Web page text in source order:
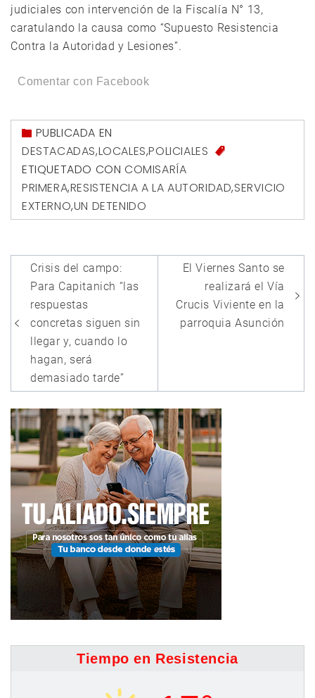
judiciales con intervención de la Fiscalía N° 13,
caratulando la causa como “Supuesto Resistencia
Contra la Autoridad y Lesiones”.
Comentar con Facebook
PUBLICADA EN
DESTACADAS,LOCALES,POLICIALES
ETIQUETADO CON COMISARÍA
PRIMERA,RESISTENCIA A LA AUTORIDAD,SERVICIO
EXTERNO,UN DETENIDO
Navegación
de
entradas
Crisis del campo:
Para Capitanich “las
respuestas
concretas siguen sin
llegar y, cuando lo
hagan, será
demasiado tarde”
El Viernes Santo se
realizará el Vía
Crucis Viviente en la
parroquia Asunción
Tiempo en Resistencia